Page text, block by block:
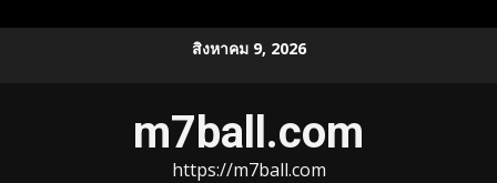
สิงหาคม 9, 2026
m7ball.com
https://m7ball.com